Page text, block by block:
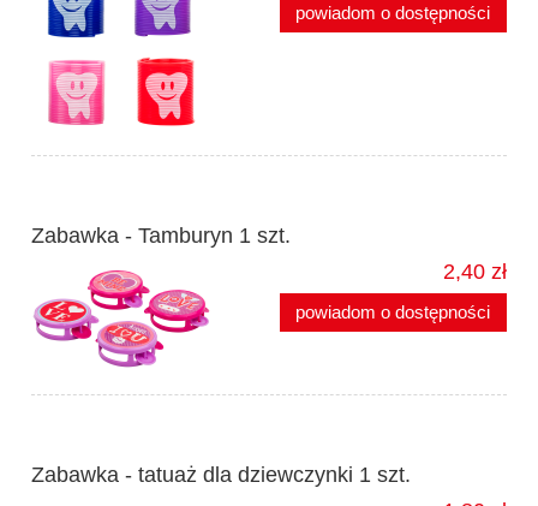
powiadom o dostępności
Zabawka - Tamburyn 1 szt.
2,40 zł
powiadom o dostępności
Zabawka - tatuaż dla dziewczynki 1 szt.